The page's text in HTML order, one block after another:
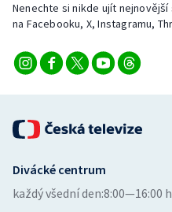
Nenechte si nikde ujít
na Facebooku, X, Instagramu,
Divácké centrum
každý všední den:8:00—16:00